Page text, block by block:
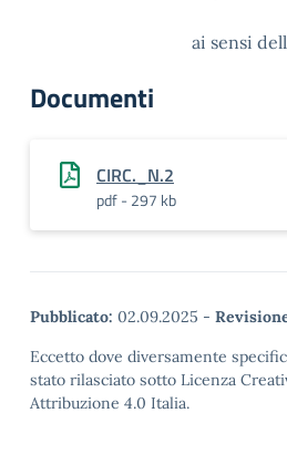
ai sensi
Documenti
CIRC._N.2
pdf - 297 kb
Pubblicato: 02.09.2025 -
Eccetto dove diversamente
stato rilasciato sotto Licenza
Attribuzione 4.0 Italia.